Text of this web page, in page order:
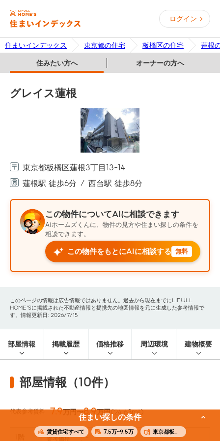
ログイン
住まいインデックス 東京都の住宅 板橋区の住宅 蓮根
住みたい方へ オーナーの方へ
住まい探しの条件
賃貸住宅すべて 7.5万~9.5万 東京都板橋区
グレイス蓮根
東京都板橋区蓮根3丁目13-14
蓮根駅 徒歩6分
西台駅 徒歩8分
この物件についてAIに相談できます
AIホームズくんに、物件の見方や住まい探しの条件を
相談できます。
この物件をもとにAIに相談する 無料
このページの情報は広告情報ではありません。過去から現在までにLIFULL
HOME'Sに掲載された不動産情報と提携先の地図情報を元に生成した参考情報で
す。情報更新日: 2026/7/15
部屋情報 掲載履歴 価格推移 周辺環境 建物概要
部屋情報（10件）
代表参考賃料 7.9万円〜8.9万円(24.63m²)
参考価格 -